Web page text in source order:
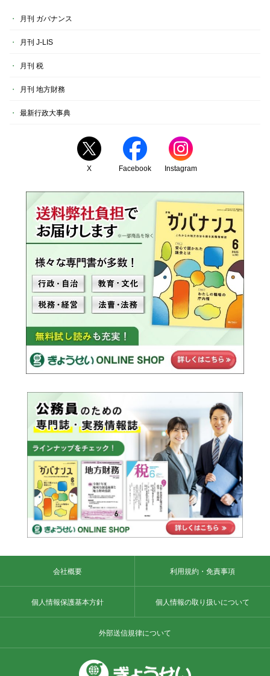
月刊 ガバナンス
月刊 J-LIS
月刊 税
月刊 地方財務
最新行政大事典
X Facebook Instagram
会社概要 利用規約・免責事項
個人情報保護基本方針 個人情報の取り扱いについて
外部送信規律について